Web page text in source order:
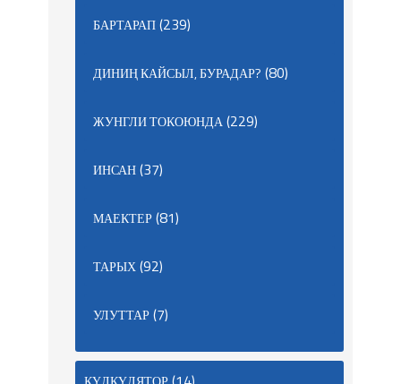
БАРТАРАП(239)
ДИНИҢ КАЙСЫЛ, БУРАДАР? (80)
ЖУНГЛИ ТОКОЮНДА(229)
ИНСАН(37)
МАЕКТЕР(81)
ТАРЫХ(92)
УЛУТТАР(7)